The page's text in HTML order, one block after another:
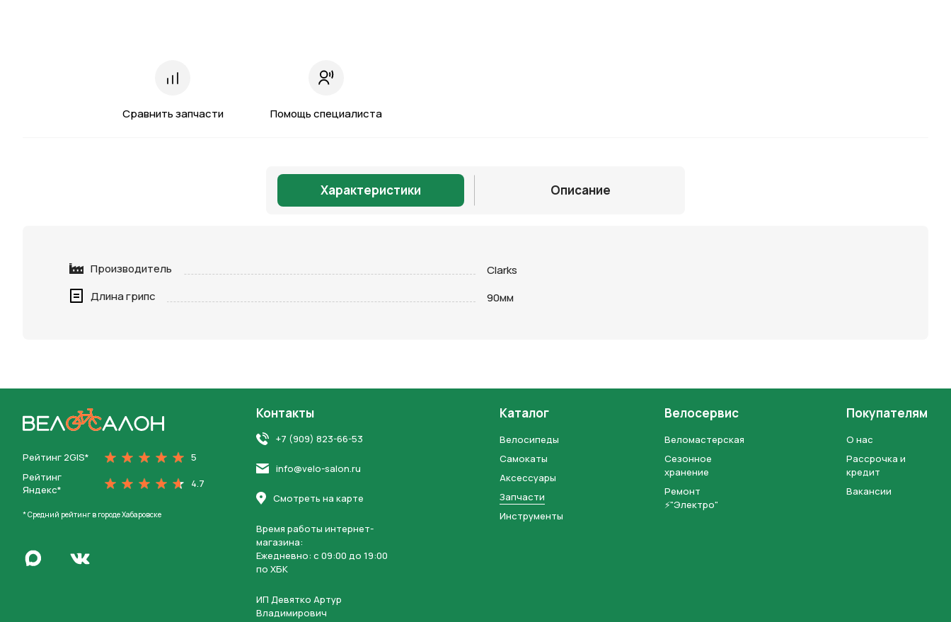
Сравнить запчасти Помощь специалиста
Характеристики Описание
Производитель
Clarks
Длина грипс
90мм
Рейтинг 2GIS*
5
Рейтинг
Яндекс*
4.7
* Средний рейтинг в городе Хабаровске
Написать в MaxПерейти во Вконтакте
Контакты
+7 (909) 823-66-53
info@velo-salon.ru
Смотреть на карте
Время работы интернет-
магазина:
Ежедневно: c 09:00 до 19:00
по ХБК
ИП Девятко Артур
Владимирович
Каталог
Велосипеды
Самокаты
Аксессуары
Запчасти
Инструменты
Велосервис
Веломастерская
Сезонное
хранение
Ремонт
⚡"Электро"
Покупателям
О нас
Рассрочка и
кредит
Вакансии
Отправить
Нажимая на кнопку “Отправить заявку”, вы даетесогласие на обработку